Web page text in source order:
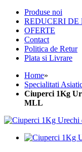
Produse noi
REDUCERI DE
OFERTE
Contact
Politica de Retur
Plata si Livrare
Home»
Specialitati
Ciuperci 1Kg
MLL